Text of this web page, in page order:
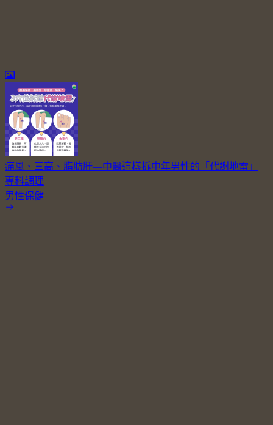
痛風、三高、脂肪肝—中醫這樣拆中年男性的「代謝地雷」
專科調理
男性保健